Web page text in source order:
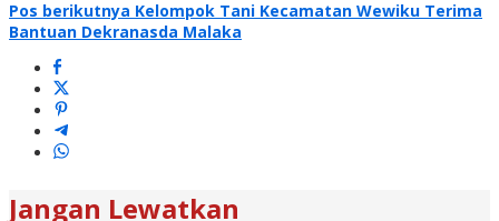
pos
Pos berikutnya Kelompok Tani Kecamatan Wewiku Terima
Bantuan Dekranasda Malaka
Jangan Lewatkan